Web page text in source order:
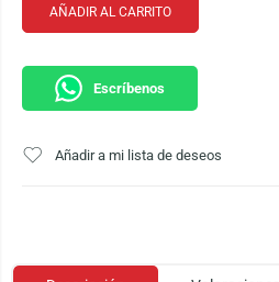
AÑADIR AL CARRITO
Escríbenos
Añadir a mi lista de deseos